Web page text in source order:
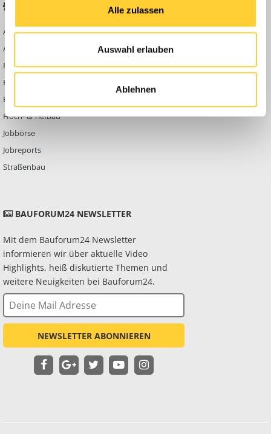
Alle zulassen
Auswahl erlauben
Ablehnen
Abbruch
Ausbildung & Beruf
Bau Allgemein
Baumaschinen
Berg- & Tagebau
Hoch- & Tiefbau
Jobbörse
Jobreports
Straßenbau
KONTAKT
Werben auf
Bauforum24
Datenschutzerklärung
BAUFORUM24 NEWSLETTER
Mit dem Bauforum24 Newsletter
informieren wir über aktuelle Video
Highlights, heiß diskutierte Themen und
weitere Neuigkeiten bei Bauforum24.
NEWSLETTER ABONNIEREN